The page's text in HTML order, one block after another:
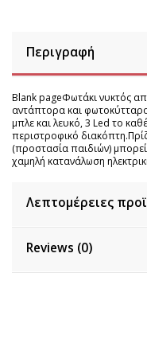
Περιγραφή
Blank pageΦωτάκι νυκτός
αντάπτορα και
μπλε και λευκό, 3 Led το
περιστροφικό
(προστασία παιδιών)
χαμηλή κατανάλωση
Λεπτομέρειες
Reviews (0)